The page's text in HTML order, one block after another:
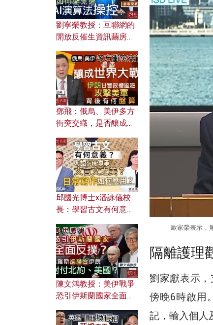
歐家榮表示，
隔離護理
劉家獻表示，
傍晚6時啟用
記，輸入個人
劉寧榮教授：互聯網的
開放反催生資訊繭房，
何避免遭AI演算法操
控？
鄧飛：俄烏、美伊多方
衝突交織，是否釀成世
風險攻擊美軍，背後有
何盤算？
邱國光博士x潘詠儀校
長：學習古文有何意
文之美？ 日常寫作如何
應用？
陳文鴻教授：美伊戰爭
恐引伊斯蘭國家全面反
對付北約美國？